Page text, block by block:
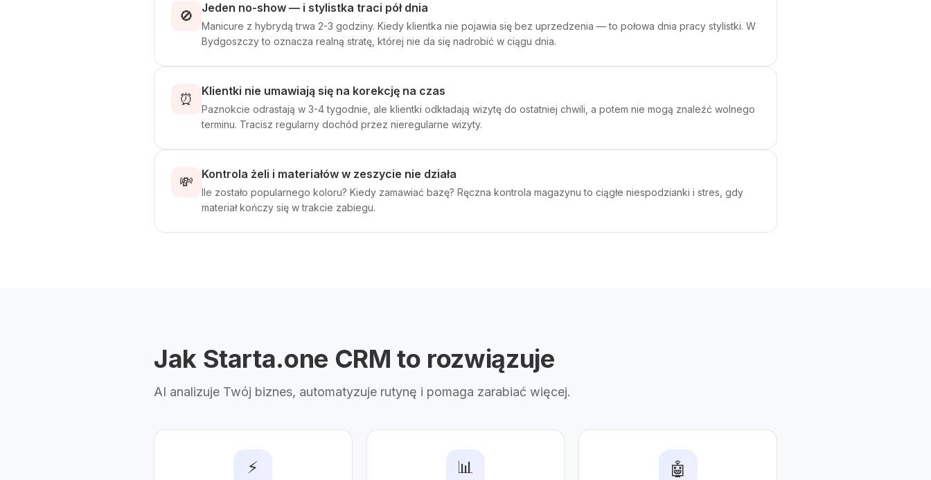
🚫 Jeden no-show — i stylistka traci pół dnia
Manicure z hybrydą trwa 2-3 godziny. Kiedy klientka nie pojawia się bez uprzedzenia — to połowa dnia pracy stylistki. W
Bydgoszczy to oznacza realną stratę, której nie da się nadrobić w ciągu dnia.
⏰ Klientki nie umawiają się na korekcję na czas
Paznokcie odrastają w 3-4 tygodnie, ale klientki odkładają wizytę do ostatniej chwili, a potem nie mogą znaleźć wolnego
terminu. Tracisz regularny dochód przez nieregularne wizyty.
💸 Kontrola żeli i materiałów w zeszycie nie działa
Ile zostało popularnego koloru? Kiedy zamawiać bazę? Ręczna kontrola magazynu to ciągłe niespodzianki i stres, gdy
materiał kończy się w trakcie zabiegu.
Jak Starta.one CRM to rozwiązuje
AI analizuje Twój biznes, automatyzuje rutynę i pomaga zarabiać więcej.
⚡ 📊 🤖